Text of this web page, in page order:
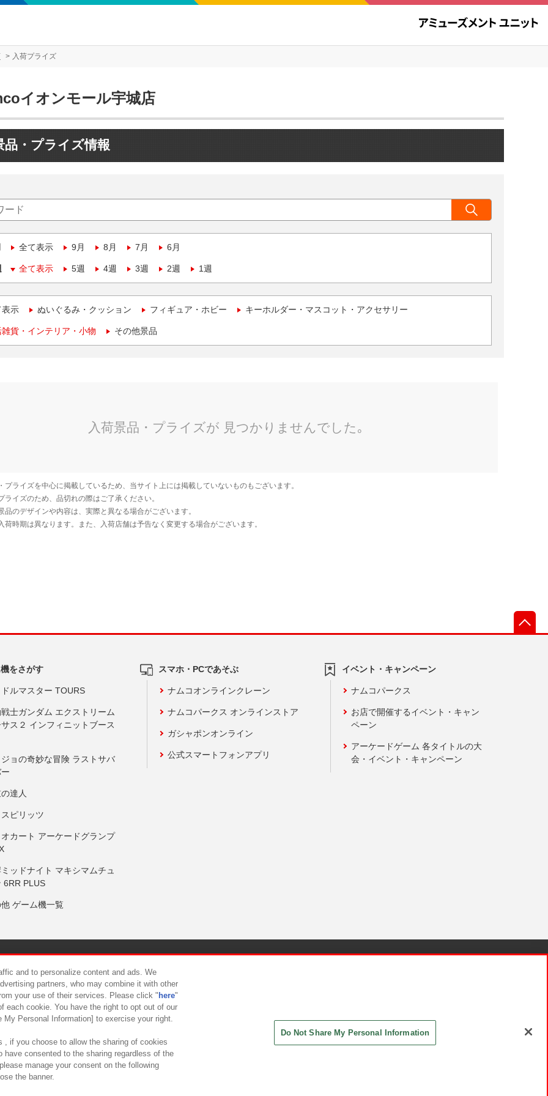
入荷プライズ
イオンモール宇城店
品・プライズ情報
全て表示 9月 8月 7月 6月
全て表示 5週 4週 3週 2週 1週
表示 ぬいぐるみ・クッション フィギュア・ホビー キーホルダー・マスコット・アクセサリー
貨・インテリア・小物 その他景品
をさがす
ルマスター TOURS
士ガンダム エクストリーム
ス２ インフィニットブース
ョの奇妙な冒険 ラストサバ
達人
ピリッツ
カート アーケードグランプ
ッドナイト マキシマムチュ
6RR PLUS
ゲーム機一覧
スマホ・PCであそぶ
ナムコオンラインクレーン
ナムコパークス オンラインストア
ガシャポンオンライン
公式スマートフォンアプリ
イベント・キャンペーン
ナムコパークス
お店で開催するイベント・キャン
ペーン
アーケードゲーム 各タイトルの大
会・イベント・キャンペーン
について カスタマーハラスメント対応方針
and to personalize content and ads. We
partners, who may combine it with other
your use of their services. Please click " here"
each cookie. You have the right to opt out of our
Personal Information] to exercise your right.
, if you choose to allow the sharing of cookies
have consented to the sharing regardless of the
manage your consent on the following
the banner.
Do Not Share My Personal Information